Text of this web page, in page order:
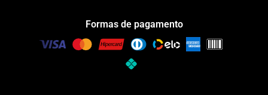
Formas de pagamento